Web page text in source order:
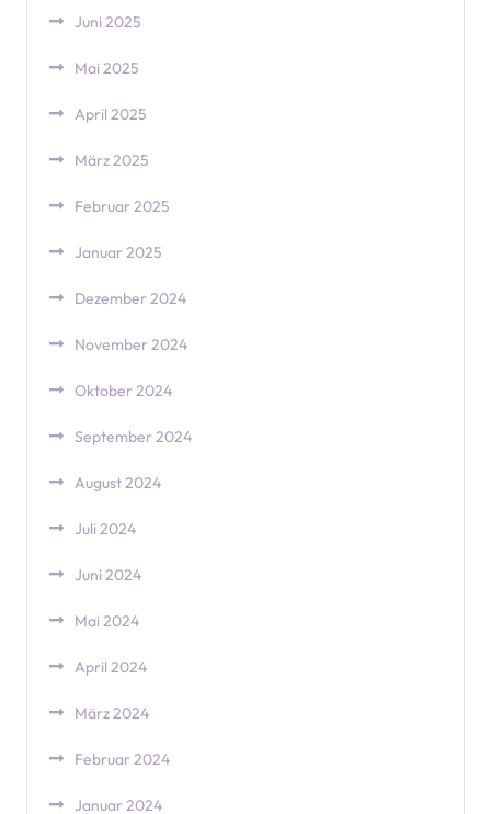
Juni 2025
Mai 2025
April 2025
März 2025
Februar 2025
Januar 2025
Dezember 2024
November 2024
Oktober 2024
September 2024
August 2024
Juli 2024
Juni 2024
Mai 2024
April 2024
März 2024
Februar 2024
Januar 2024